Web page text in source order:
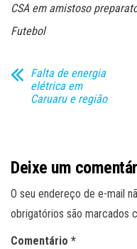
CSA em amistoso
Futebol
Falta de energia
elétrica em
Caruaru e região
Deixe um
O seu endereço de e-mail
obrigatórios são marcados
Comentário *